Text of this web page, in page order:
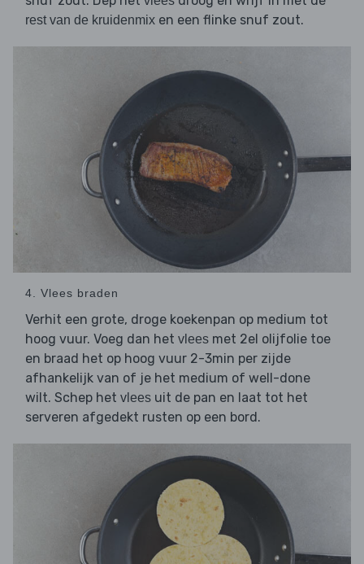
rest van de kruidenmix en een flinke snuf zout.
4. Vlees braden
Verhit een grote, droge koekenpan op medium tot
hoog vuur. Voeg dan het vlees met 2el olijfolie toe
en braad het op hoog vuur 2-3min per zijde
afhankelijk van of je het medium of well-done
wilt. Schep het vlees uit de pan en laat tot het
serveren afgedekt rusten op een bord.